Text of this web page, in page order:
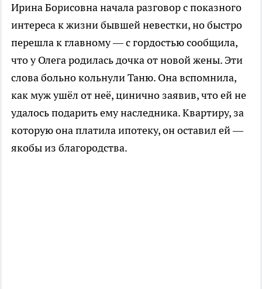
Ирина Борисовна начала разговор с показного
интереса к жизни бывшей невестки, но быстро
перешла к главному — с гордостью сообщила,
что у Олега родилась дочка от новой жены. Эти
слова больно кольнули Таню. Она вспомнила,
как муж ушёл от неё, цинично заявив, что ей не
удалось подарить ему наследника. Квартиру, за
которую она платила ипотеку, он оставил ей —
якобы из благородства.